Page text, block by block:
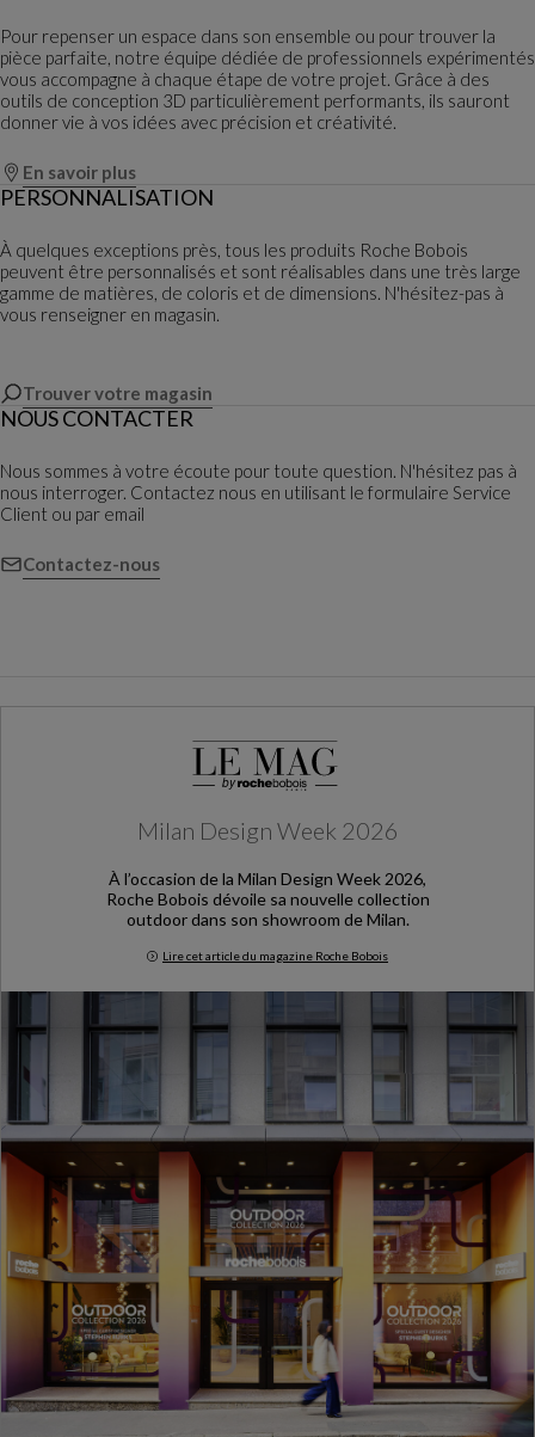
Pour repenser un espace dans son ensemble ou pour trouver la
pièce parfaite, notre équipe dédiée de professionnels expérimentés
vous accompagne à chaque étape de votre projet. Grâce à des
outils de conception 3D particulièrement performants, ils sauront
donner vie à vos idées avec précision et créativité.
En savoir plus
PERSONNALISATION
À quelques exceptions près, tous les produits Roche Bobois
peuvent être personnalisés et sont réalisables dans une très large
gamme de matières, de coloris et de dimensions. N'hésitez-pas à
vous renseigner en magasin.
Trouver votre magasin
NOUS CONTACTER
Nous sommes à votre écoute pour toute question. N'hésitez pas à
nous interroger. Contactez nous en utilisant le formulaire Service
Client ou par email
Contactez-nous
Milan Design Week 2026
À l’occasion de la Milan Design Week 2026,
Roche Bobois dévoile sa nouvelle collection
outdoor dans son showroom de Milan.
Lire cet article du magazine Roche Bobois
Milan Design Week 2026